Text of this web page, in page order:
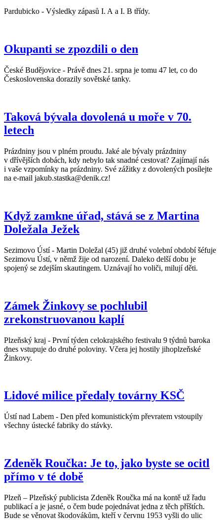
Pardubicko - Výsledky zápasů I. A a I. B třídy.
Okupanti se zpozdili o den
České Budějovice - Právě dnes 21. srpna je tomu 47 let, co do
Československa dorazily sovětské tanky.
Taková bývala dovolená u moře v 70.
letech
Prázdniny jsou v plném proudu. Jaké ale bývaly prázdniny
v dřívějších dobách, kdy nebylo tak snadné cestovat? Zajímají nás
i vaše vzpomínky na prázdniny. Své zážitky z dovolených posílejte
na e-mail jakub.stastka@denik.cz!
Když zamkne úřad, stává se z Martina
Doležala Ježek
Sezimovo Ústí - Martin Doležal (45) již druhé volební období šéfuje
Sezimovu Ústí, v němž žije od narození. Daleko delší dobu je
spojený se zdejším skautingem. Uznávají ho voliči, milují děti.
Zámek Žinkovy se pochlubil
zrekonstruovanou kaplí
Plzeňský kraj - První týden celokrajského festivalu 9 týdnů baroka
dnes vstupuje do druhé poloviny. Včera jej hostily jihoplzeňské
Žinkovy.
Lidové milice předaly továrny KSČ
Ústí nad Labem - Den před komunistickým převratem vstoupily
všechny ústecké fabriky do stávky.
Zdeněk Roučka: Je to, jako byste se ocitl
přímo v té době
Plzeň – Plzeňský publicista Zdeněk Roučka má na kontě už řadu
publikací a je jasné, o čem bude pojednávat jedna z těch příštích.
Bude se věnovat škodovákům, kteří v červnu 1953 vyšli do ulic